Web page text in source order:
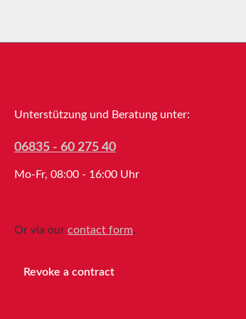
Unterstützung und Beratung unter:
06835 - 60 275 40
Mo-Fr, 08:00 - 16:00 Uhr
Or via our contact form.
Revoke a contract